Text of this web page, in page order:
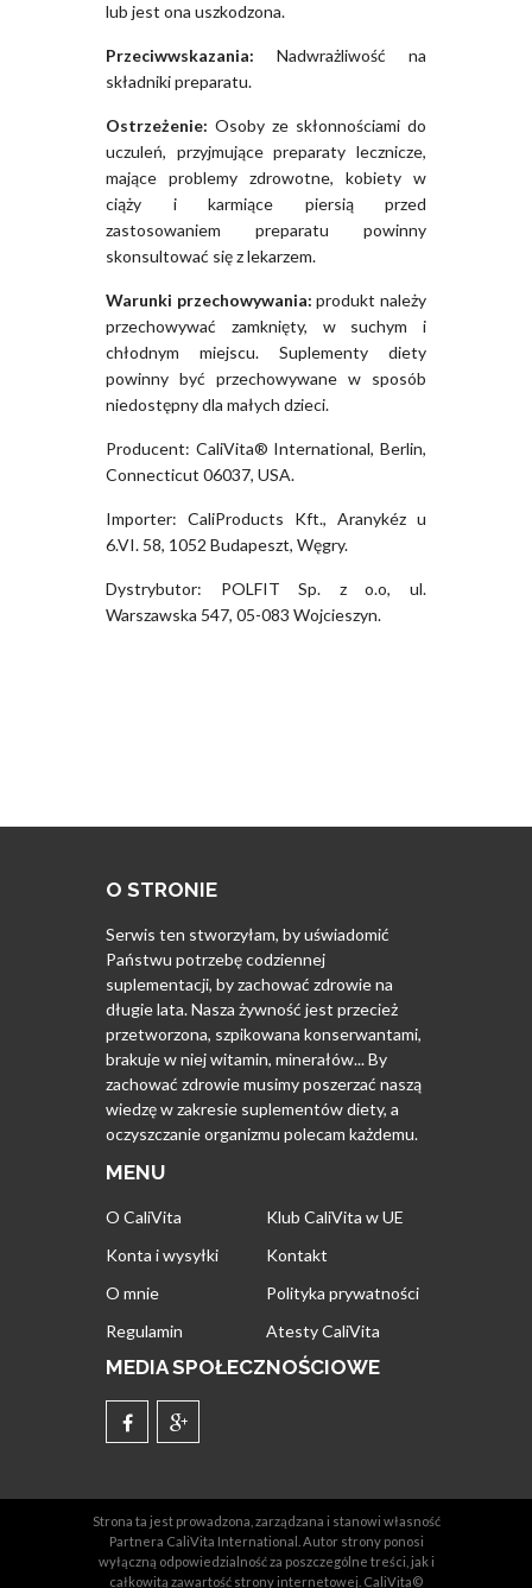
lub jest ona uszkodzona.
Przeciwwskazania: Nadwrażliwość na
składniki preparatu.
Ostrzeżenie: Osoby ze skłonnościami do
uczuleń, przyjmujące preparaty lecznicze,
mające problemy zdrowotne, kobiety w
ciąży i karmiące piersią przed
zastosowaniem preparatu powinny
skonsultować się z lekarzem.
Warunki przechowywania: produkt należy
przechowywać zamknięty, w suchym i
chłodnym miejscu. Suplementy diety
powinny być przechowywane w sposób
niedostępny dla małych dzieci.
Producent: CaliVita® International, Berlin,
Connecticut 06037, USA.
Importer: CaliProducts Kft., Aranykéz u
6.VI. 58, 1052 Budapeszt, Węgry.
Dystrybutor: POLFIT Sp. z o.o, ul.
Warszawska 547, 05-083 Wojcieszyn.
O STRONIE
Serwis ten stworzyłam, by uświadomić
Państwu potrzebę codziennej
suplementacji, by zachować zdrowie na
długie lata. Nasza żywność jest przecież
przetworzona, szpikowana konserwantami,
brakuje w niej witamin, minerałów... By
zachować zdrowie musimy poszerzać naszą
wiedzę w zakresie suplementów diety, a
oczyszczanie organizmu polecam każdemu.
MENU
O CaliVita
Klub CaliVita w UE
Konta i wysyłki
Kontakt
O mnie
Polityka prywatności
Regulamin
Atesty CaliVita
MEDIA SPOŁECZNOŚCIOWE
Strona ta jest prowadzona, zarządzana i stanowi własność
Partnera CaliVita International. Autor strony ponosi
wyłączną odpowiedzialność za poszczególne treści, jak i
całkowitą zawartość strony internetowej. CaliVita©